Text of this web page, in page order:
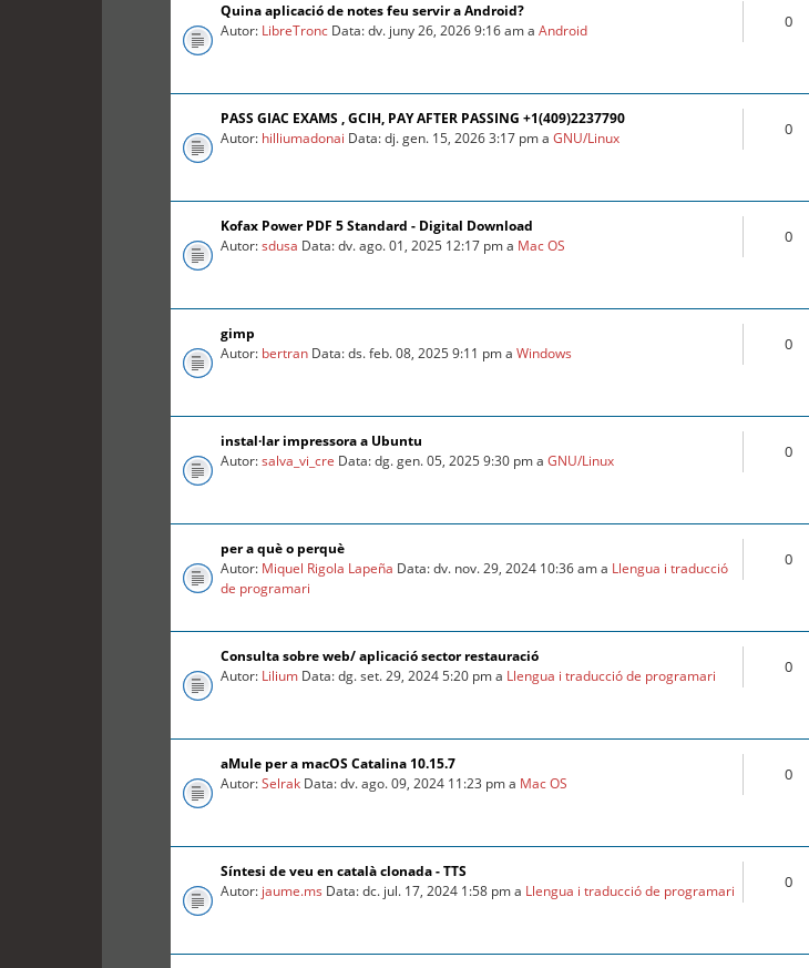
Quina aplicació de notes feu servir a Android?
Autor: LibreTronc Data: dv. juny 26, 2026 9:16 am aAndroid 0
PASS GIAC EXAMS , GCIH, PAY AFTER PASSING +1(409)2237790
Autor: hilliumadonai Data: dj. gen. 15, 2026 3:17 pm aGNU/Linux 0
Kofax Power PDF 5 Standard - Digital Download
Autor:sdusa Data: dv. ago. 01, 2025 12:17 pm a Mac OS 0
gimp
Autor: bertran Data: ds. feb. 08, 2025 9:11 pm aWindows 0
instal·lar impressora a Ubuntu
Autor:salva_vi_cre Data: dg. gen. 05, 2025 9:30 pm aGNU/Linux 0
per a què o perquè
Autor: Miquel Rigola Lapeña Data: dv. nov. 29, 2024 10:36 am a Llengua i traducció
de programari
0
Consulta sobre web/ aplicació sector restauració
Autor: Lilium Data: dg. set. 29, 2024 5:20 pm a Llengua i traducció de programari 0
aMule per a macOS Catalina 10.15.7
Autor:Selrak Data: dv. ago. 09, 2024 11:23 pm a Mac OS 0
Síntesi de veu en català clonada - TTS
Autor: jaume.ms Data: dc. jul. 17, 2024 1:58 pm a Llengua i traducció de programari 0